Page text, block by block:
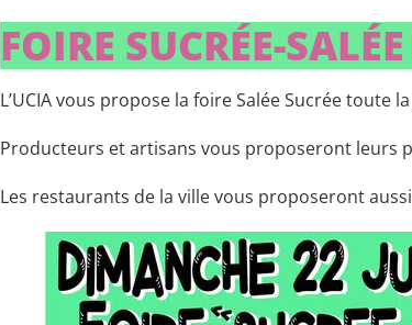
FOIRE SUCRÉE-
L’UCIA vous propose la foire Salée Sucrée toute
Producteurs et artisans vous proposeront leurs
Les restaurants de la ville vous proposeront